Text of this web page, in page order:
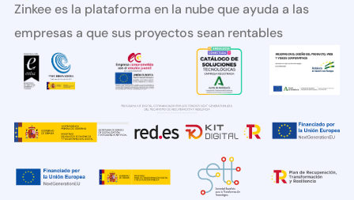
Zinkee es la plataforma en la nube que ayuda a las
empresas a que sus proyectos sean rentables